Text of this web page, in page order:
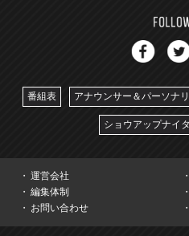
番組表 アナウンサー＆パーソナ
ショウアップナイ
運営会社
編集体制
お問い合わせ